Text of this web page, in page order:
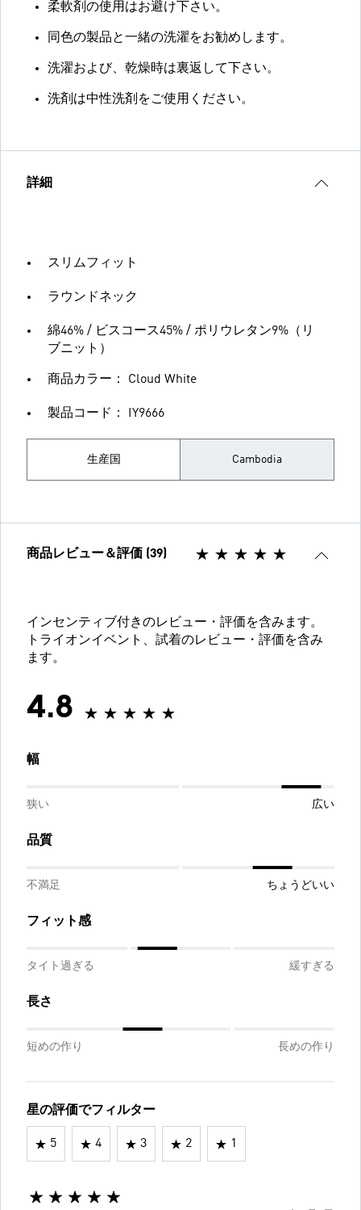
柔軟剤の使用はお避け下さい。
同色の製品と一緒の洗濯をお勧めします。
洗濯および、乾燥時は裏返して下さい。
洗剤は中性洗剤をご使用ください。
詳細
スリムフィット
ラウンドネック
綿46% / ビスコース45% / ポリウレタン9%（リ
ブニット）
商品カラー： Cloud White
製品コード： IY9666
生産国 Cambodia
商品レビュー＆評価 (39)
インセンティブ付きのレビュー・評価を含みます。
トライオンイベント、試着のレビュー・評価を含み
ます。
4.8
幅
狭い 広い
品質
不満足 ちょうどいい
フィット感
タイト過ぎる 緩すぎる
長さ
短めの作り 長めの作り
星の評価でフィルター
5 4 3 2 1